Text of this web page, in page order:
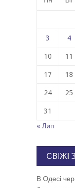
3 4
10 11
17 18
24 25
31
« Лип
СВІЖІ
В Одесі